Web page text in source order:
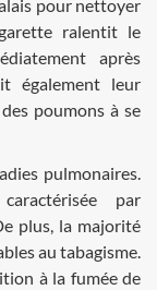
pour nettoyer
ralentit le
après
également leur
poumons à se
pulmonaires.
par
plus, la majorité
au tabagisme.
à la fumée de